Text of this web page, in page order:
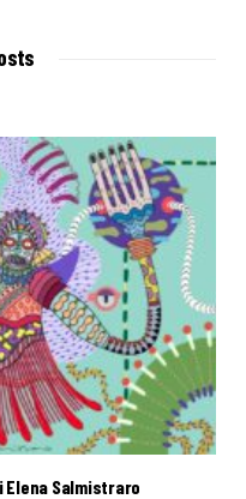
Elena Salmistraro